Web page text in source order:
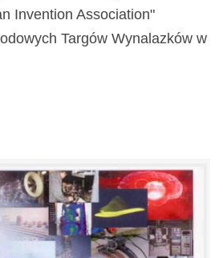
Invention Association"
Targów Wynalazków w